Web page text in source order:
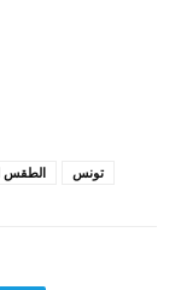
الطقس تونس